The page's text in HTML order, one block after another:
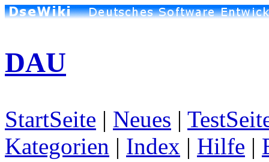
DAU
StartSeite | Neues |
Kategorien | Index | Hilfe |